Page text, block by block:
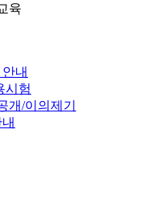
육
내
시험
개/이의제기